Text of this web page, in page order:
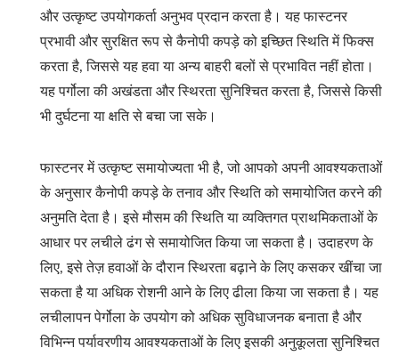
और उत्कृष्ट उपयोगकर्ता अनुभव प्रदान करता है। यह फास्टनर
प्रभावी और सुरक्षित रूप से कैनोपी कपड़े को इच्छित स्थिति में फिक्स
करता है, जिससे यह हवा या अन्य बाहरी बलों से प्रभावित नहीं होता।
यह पर्गोला की अखंडता और स्थिरता सुनिश्चित करता है, जिससे किसी
भी दुर्घटना या क्षति से बचा जा सके।
फास्टनर में उत्कृष्ट समायोज्यता भी है, जो आपको अपनी आवश्यकताओं
के अनुसार कैनोपी कपड़े के तनाव और स्थिति को समायोजित करने की
अनुमति देता है। इसे मौसम की स्थिति या व्यक्तिगत प्राथमिकताओं के
आधार पर लचीले ढंग से समायोजित किया जा सकता है। उदाहरण के
लिए, इसे तेज़ हवाओं के दौरान स्थिरता बढ़ाने के लिए कसकर खींचा जा
सकता है या अधिक रोशनी आने के लिए ढीला किया जा सकता है। यह
लचीलापन पेर्गोला के उपयोग को अधिक सुविधाजनक बनाता है और
विभिन्न पर्यावरणीय आवश्यकताओं के लिए इसकी अनुकूलता सुनिश्चित